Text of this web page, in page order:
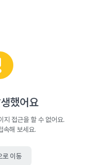
했어요
지 접근을 할 수 없어요.
속해 보세요.
로 이동